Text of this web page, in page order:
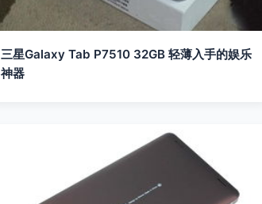
三星Galaxy Tab P7510 32GB 轻薄入手的娱乐
神器